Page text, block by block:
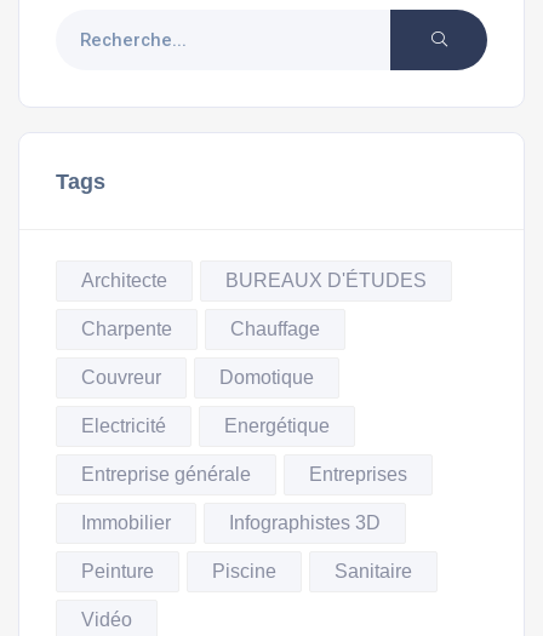
Tags
Architecte BUREAUX D'ÉTUDES
Charpente Chauffage
Couvreur Domotique
Electricité Energétique
Entreprise générale Entreprises
Immobilier Infographistes 3D
Peinture Piscine Sanitaire
Vidéo